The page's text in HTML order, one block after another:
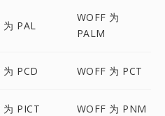
PAL
WOFF 为
PALM
为 PCD WOFF 为 PCT
为 PICT WOFF 为 PNM